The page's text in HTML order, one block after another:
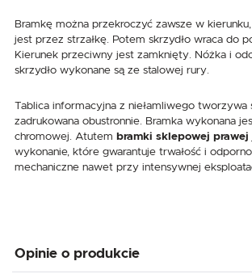
Bramkę można przekroczyć zawsze w
jest przez strzałkę. Potem skrzydło wraca do
Kierunek przeciwny jest zamknięty. Nóżka i
skrzydło wykonane są ze stalowej rury.
Tablica informacyjna z niełamliwego tworzywa
zadrukowana obustronnie. Bramka wykonana
chromowej. Atutem bramki sklepowej prawej
wykonanie, które gwarantuje trwałość i
mechaniczne nawet przy intensywnej
Opinie o produkcie